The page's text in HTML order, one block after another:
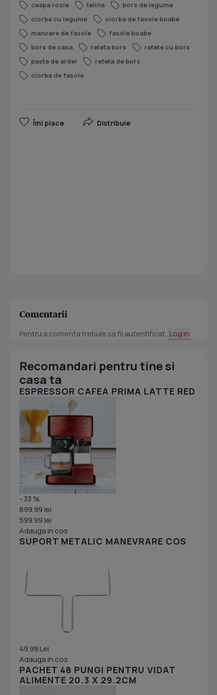
ceapa rosie
telina
bors de legume
ciorba cu legume
ciorba de fasole boabe
mancare de fasole
fasole boabe
bors de casa
reteta bors
retete cu bors
pasta de ardei
reteta de bors
ciorba de fasole
Îmi place Distribuie
Comentarii
Pentru a comenta trebuie sa fii autentificat. Log in
Recomandari pentru tine si
casa ta
ESPRESSOR CAFEA PRIMA LATTE RED
- 33 %
899.99 lei
599.99 lei
Adauga in cos
SUPORT METALIC MANEVRARE COS
49.99 Lei
Adauga in cos
PACHET 48 PUNGI PENTRU VIDAT
ALIMENTE 20.3 X 29.2CM